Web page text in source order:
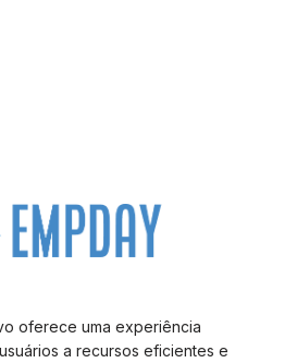
oferece uma experiência
a recursos eficientes e